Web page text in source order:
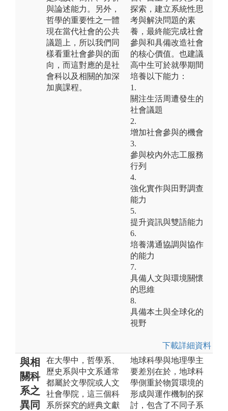
與論述能力。另外，
哲學的重要性之一體
現在當代社會的公共
議題上，所以我們同
樣看重社會參與的面
向，而這對應的是社
會科以及相關的加深
加廣課程。
探索，建立系統性思
考與解決問題的素
養，最終能完成社會
參與和具備改造社會
的核心價值。也建議
高中生可於就學期間
培養以下能力：
1.
關注生活周遭發生的
社會議題
2.
增加社會參與的機會
3.
參與校內外志工服務
行列
4.
強化實作與田野調查
能力
5.
提升資訊與雙語能力
6.
培養溝通協調與協作
的能力
7.
具備人文與環境關懷
的思維
8.
具備本土與全球化的
視野
下載詳細資料
與相
關科
系之
異同
在大學中，哲學系、
歷史系與中文系通常
都屬於文學院或人文
社會學院，這三個科
系所探究的經典文獻
地球科學與地理學主
要差別在於，地球科
學側重於物質環境的
形成與運作機制的探
討，包含了不同子系